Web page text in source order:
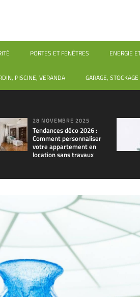
PORTES ET FENÊTRES ENERGIE
PISCINE, VERANDA GARAGE, STOCKAGE
28 NOVEMBRE 2025
Tendances déco 2026 :
Comment personnaliser
votre appartement en
location sans travaux